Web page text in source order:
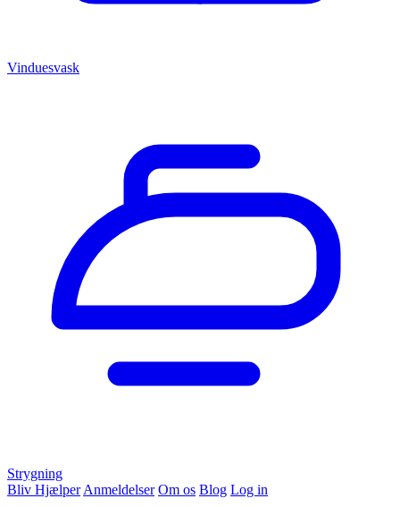
Vinduesvask
Strygning
Bliv Hjælper Anmeldelser Om os Blog Log in